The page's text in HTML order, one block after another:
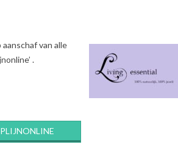
van alle
.